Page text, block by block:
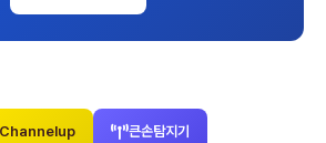
Channelup 큰손탐지기